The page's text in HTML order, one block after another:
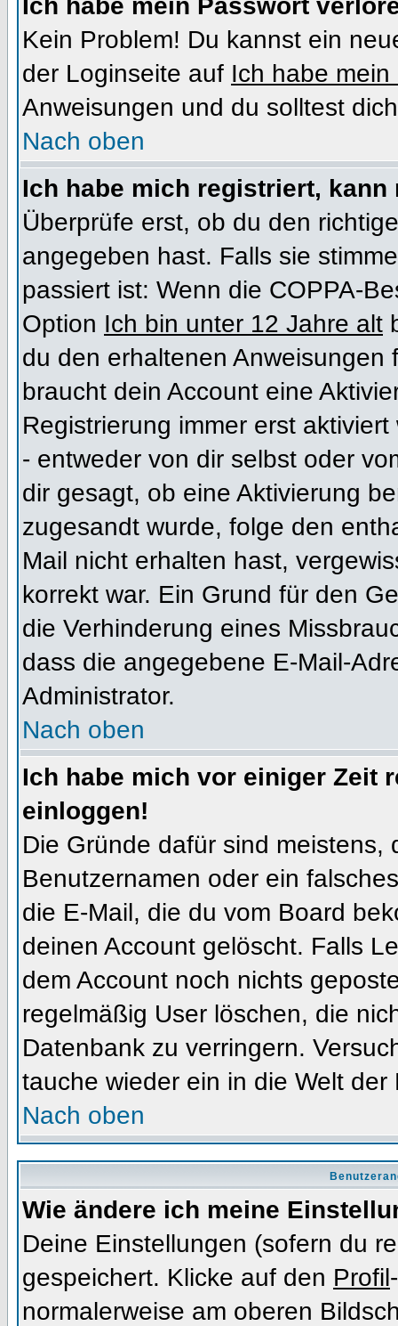
Kein Problem! Du kannst ein
der Loginseite auf Ich habe
Anweisungen und du solltest
Nach oben
Ich habe mich registriert,
Überprüfe erst, ob du den
angegeben hast. Falls sie
passiert ist: Wenn die COPPA-
Option Ich bin unter 12 Jahre alt
du den erhaltenen
braucht dein Account eine
Registrierung immer erst
- entweder von dir selbst oder
dir gesagt, ob eine Aktivierung
zugesandt wurde, folge den
Mail nicht erhalten hast,
korrekt war. Ein Grund für den
die Verhinderung eines
dass die angegebene E-Mail-
Administrator.
Nach oben
Ich habe mich vor einiger Zeit
einloggen!
Die Gründe dafür sind
Benutzernamen oder ein
die E-Mail, die du vom Board
deinen Account gelöscht. Falls
dem Account noch nichts
regelmäßig User löschen, die
Datenbank zu verringern.
tauche wieder ein in die Welt der
Nach oben
Wie ändere ich meine
Deine Einstellungen (sofern du
gespeichert. Klicke auf den Profil
normalerweise am oberen